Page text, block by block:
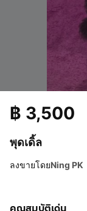
พุดเดิ้ล
฿ 3,500
ลงขายโดยNing PK